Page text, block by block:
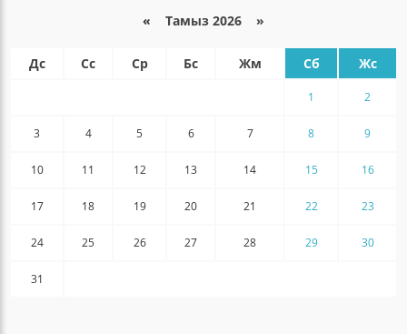
« Тамыз 2026 »
Дс Сс Ср Бс Жм Сб Жс
1 2
3 4 5 6 7 8 9
10 11 12 13 14 15 16
17 18 19 20 21 22 23
24 25 26 27 28 29 30
31